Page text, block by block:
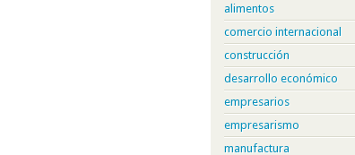
alimentos
comercio internacional
construcción
desarrollo económico
empresarios
empresarismo
manufactura